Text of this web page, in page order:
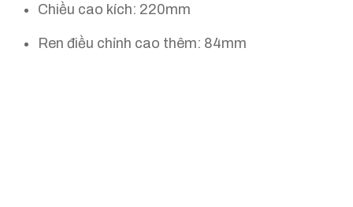
Chiều cao kích: 220mm
Ren điều chỉnh cao thêm: 84mm